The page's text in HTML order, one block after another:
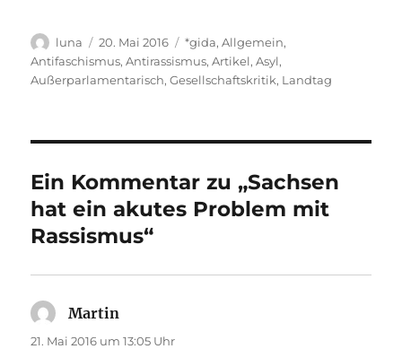
Autor
luna
Veröffentlicht
am
20. Mai 2016 Kategorien
*gida,Allgemein,
Antifaschismus,Antirassismus,Artikel,Asyl,
Außerparlamentarisch,Gesellschaftskritik, Landtag
Ein Kommentar zu „Sachsen
hat ein akutes Problem mit
Rassismus“
Martin
21. Mai 2016 um 13:05 Uhr